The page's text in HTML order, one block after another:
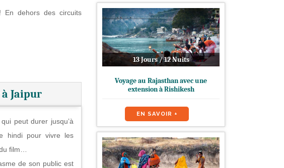
En dehors des circuits
Jaipur
peut durer jusqu’à
hindi pour vivre les
film…
de son public est
13 Jours / 12 Nuits
Voyage au Rajasthan avec une
extension à Rishikesh
EN SAVOIR +